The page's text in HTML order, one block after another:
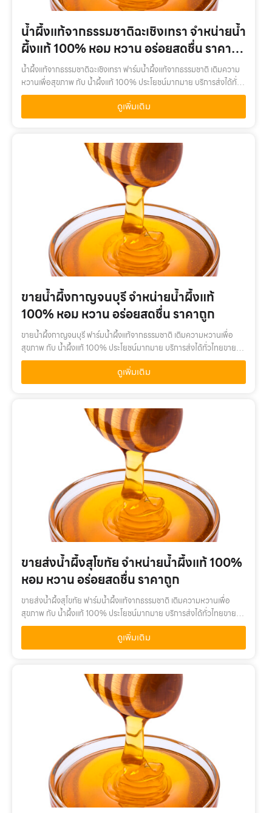
น้ำผึ้งแท้จากธรรมชาติฉะเชิงเทรา จำหน่ายน้ำ
ผึ้งแท้ 100% หอม หวาน อร่อยสดชื่น ราคา
ถูก
น้ำผึ้งแท้จากธรรมชาติฉะเชิงเทรา ฟาร์มน้ำผึ้งแท้จากธรรมชาติ เติมความ
หวานเพื่อสุขภาพ กับ น้ำผึ้งแท้ 100% ประโยชน์มากมาย บริการส่งได้ทั่ว
ไทยน้ำผึ้งแท้จากธรรมชาติฉะเชิงเทรา เติมความหวานเพื่อสุขภาพ กับ
ดูเพิ่มเติม
ขายน้ำผึ้งกาญจนบุรี จำหน่ายน้ำผึ้งแท้
100% หอม หวาน อร่อยสดชื่น ราคาถูก
ขายน้ำผึ้งกาญจนบุรี ฟาร์มน้ำผึ้งแท้จากธรรมชาติ เติมความหวานเพื่อ
สุขภาพ กับ น้ำผึ้งแท้ 100% ประโยชน์มากมาย บริการส่งได้ทั่วไทยขายน้ำ
ผึ้งกาญจนบุรี เติมความหวานเพื่อสุขภาพ กับ น้ำผึ้งแท้ 100% คุณค่าจา
ดูเพิ่มเติม
ขายส่งน้ำผึ้งสุโขทัย จำหน่ายน้ำผึ้งแท้ 100%
หอม หวาน อร่อยสดชื่น ราคาถูก
ขายส่งน้ำผึ้งสุโขทัย ฟาร์มน้ำผึ้งแท้จากธรรมชาติ เติมความหวานเพื่อ
สุขภาพ กับ น้ำผึ้งแท้ 100% ประโยชน์มากมาย บริการส่งได้ทั่วไทยขายส่ง
น้ำผึ้งสุโขทัย เติมความหวานเพื่อสุขภาพ กับ น้ำผึ้งแท้ 100% คุณค่า
ดูเพิ่มเติม